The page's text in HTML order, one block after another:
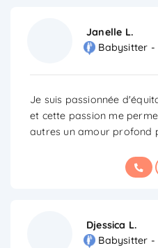
Janelle L.
Babysitter
Je suis passionnée
et cette passion me
autres un amour profond
Djessica L.
Babysitter -